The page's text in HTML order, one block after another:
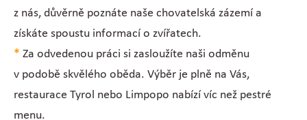
z nás, důvěrně poznáte naše chovatelská zázemí a
získáte spoustu informací o zvířatech.
* Za odvedenou práci si zasloužíte naši odměnu
v podobě skvělého oběda. Výběr je plně na Vás,
restaurace Tyrol nebo Limpopo nabízí víc než pestré
menu.